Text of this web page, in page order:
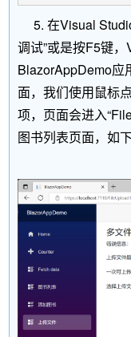
5. 在Visual
调试”或是按F5键
BlazorAppDemo应
面，我们使用鼠标
项，页面会进入
图书列表页面，如下